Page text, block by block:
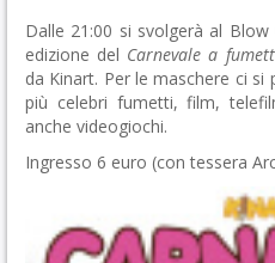
Dalle 21:00 si svolgerà al Blow
edizione del Carnevale a
da Kinart. Per le maschere ci
più celebri fumetti, film,
anche videogiochi.
Ingresso 6 euro (con tessera